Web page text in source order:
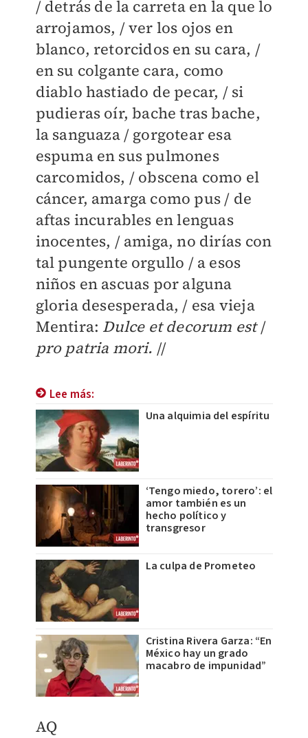
/ detrás de la carreta en la que lo
arrojamos, / ver los ojos en
blanco, retorcidos en su cara, /
en su colgante cara, como
diablo hastiado de pecar, / si
pudieras oír, bache tras bache,
la sanguaza / gorgotear esa
espuma en sus pulmones
carcomidos, / obscena como el
cáncer, amarga como pus / de
aftas incurables en lenguas
inocentes, / amiga, no dirías con
tal pungente orgullo / a esos
niños en ascuas por alguna
gloria desesperada, / esa vieja
Mentira: Dulce et decorum est/
pro patria mori. //
Lee más:
Una alquimia del espíritu
‘Tengo miedo, torero’: el
amor también es un
hecho político y
transgresor
La culpa de Prometeo
Cristina Rivera Garza: “En
México hay un grado
macabro de impunidad”
AQ